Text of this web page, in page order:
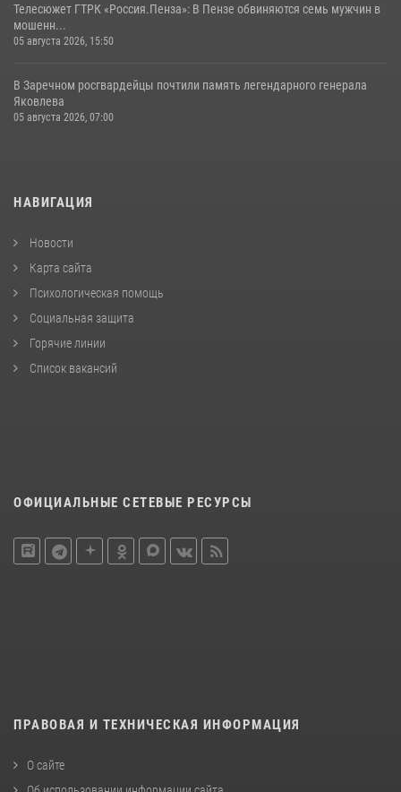
Телесюжет ГТРК «Россия.Пенза»: В Пензе обвиняются семь мужчин в
мошенн...
05 августа 2026, 15:50
В Заречном росгвардейцы почтили память легендарного генерала
Яковлева
05 августа 2026, 07:00
НАВИГАЦИЯ
Новости
Карта сайта
Психологическая помощь
Социальная защита
Горячие линии
Список вакансий
ОФИЦИАЛЬНЫЕ СЕТЕВЫЕ РЕСУРСЫ
ПРАВОВАЯ И ТЕХНИЧЕСКАЯ ИНФОРМАЦИЯ
О сайте